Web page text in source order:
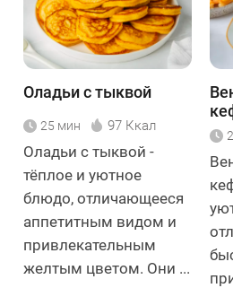
Оладьи с тыквой
25 мин 97 Ккал
Оладьи с тыквой -
тёплое и уютное
блюдо, отличающееся
аппетитным видом и
привлекательным
желтым цветом. Они ...